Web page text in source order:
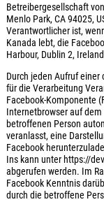
Betreibergesellschaft
Menlo Park, CA 94025,
Verantwortlicher ist,
Kanada lebt, die
Harbour, Dublin 2,
Durch jeden Aufruf
für die Verarbeitung
Facebook-Komponente
Internetbrowser auf
betroffenen Person
veranlasst, eine
Facebook
Ins kann unter https://
abgerufen werden. Im
Facebook Kenntnis
durch die betroffene